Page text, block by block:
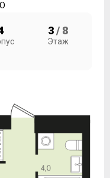
3/ 8
Этаж